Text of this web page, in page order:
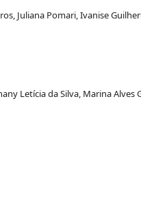
Juliana Pomari, Ivanise
Letícia da Silva, Marina Alves